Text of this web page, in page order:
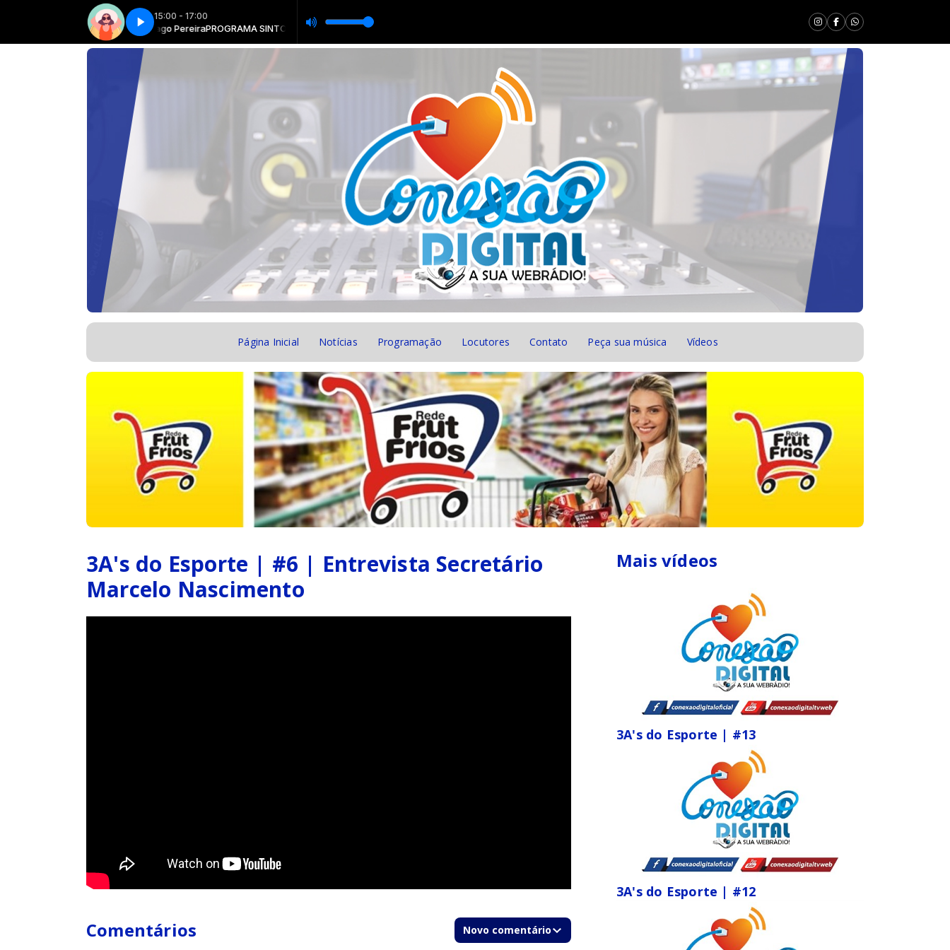
15:00 - 17:00
SINTONIA TOTAL com Tiago PereiraPROGRAMA SINTONIA TOTAL com Tiago Pereira
Vibe total - Parte 1 Vibe total - Parte 1
Página Inicial Notícias Programação Locutores Contato Peça sua música Vídeos
3A's do Esporte | #6 | Entrevista Secretário
Marcelo Nascimento
Mais vídeos
3A's do Esporte | #13
3A's do Esporte | #12
Comentários Novo comentário